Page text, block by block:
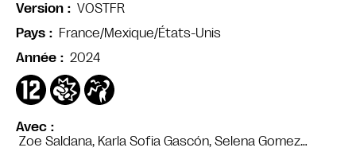
Avec
Zoe Saldana, Karla Sofia Gascón, Selena Gomez…
Version
VOSTFR
Pays
France/Mexique/États-Unis
Année
2024